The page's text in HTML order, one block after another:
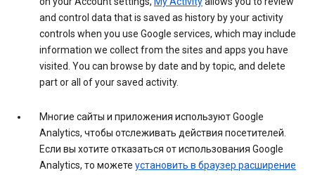
and control data that is saved as history by your activity
controls when you use Google services, which may include
information we collect from the sites and apps you have
visited. You can browse by date and by topic, and delete
part or all of your saved activity.
Многие сайты и приложения используют Google
Analytics, чтобы отслеживать действия посетителей.
Если вы хотите отказаться от использования Google
Analytics, то можете установить в браузер расширение